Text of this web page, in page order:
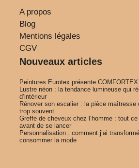
A propos
Blog
Mentions légales
CGV
Nouveaux articles
Peintures Eurotex présente
Lustre néon : la tendance lumineuse qui
d’intérieur
Rénover son escalier : la pièce maîtresse
trop souvent
Greffe de cheveux chez l’homme : tout ce
avant de se lancer
Personnalisation : comment j’ai
consommer la mode